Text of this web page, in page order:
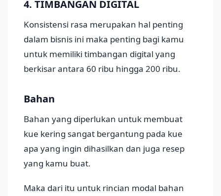
4. TIMBANGAN DIGITAL
Konsistensi rasa merupakan hal penting
dalam bisnis ini maka penting bagi kamu
untuk memiliki timbangan digital yang
berkisar antara 60 ribu hingga 200 ribu.
Bahan
Bahan yang diperlukan untuk membuat
kue kering sangat bergantung pada kue
apa yang ingin dihasilkan dan juga resep
yang kamu buat.
Maka dari itu untuk rincian modal bahan